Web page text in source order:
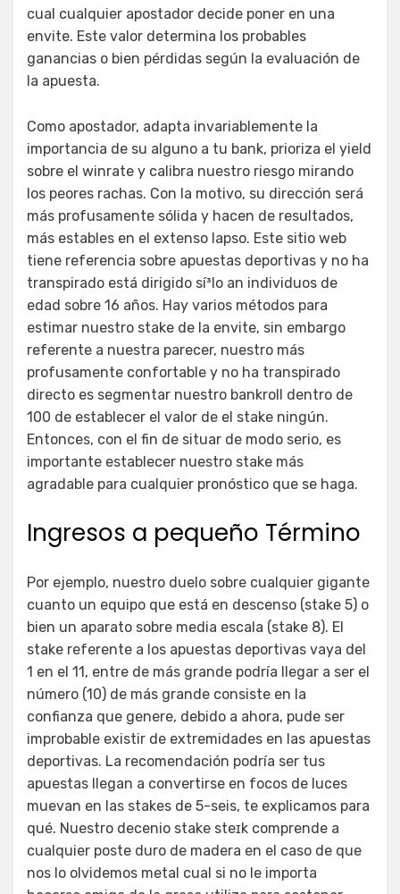
cual cualquier apostador decide poner en una
envite. Este valor determina los probables
ganancias o bien pérdidas según la evaluación de
la apuesta.
Como apostador, adapta invariablemente la
importancia de su alguno a tu bank, prioriza el yield
sobre el winrate y calibra nuestro riesgo mirando
los peores rachas. Con la motivo, su dirección será
más profusamente sólida y hacen de resultados,
más estables en el extenso lapso. Este sitio web
tiene referencia sobre apuestas deportivas y no ha
transpirado está dirigido sí³lo an individuos de
edad sobre 16 años. Hay varios métodos para
estimar nuestro stake de la envite, sin embargo
referente a nuestra parecer, nuestro más
profusamente confortable y no ha transpirado
directo es segmentar nuestro bankroll dentro de
100 de establecer el valor de el stake ningún.
Entonces, con el fin de situar de modo serio, es
importante establecer nuestro stake más
agradable para cualquier pronóstico que se haga.
Ingresos a pequeño Término
Por ejemplo, nuestro duelo sobre cualquier gigante
cuanto un equipo que está en descenso (stake 5) o
bien un aparato sobre media escala (stake 8). El
stake referente a los apuestas deportivas vaya del
1 en el 11, entre de más grande podrí­a llegar a ser el
número (10) de más grande consiste en la
confianza que genere, debido a ahora, pude ser
improbable existir de extremidades en las apuestas
deportivas. La recomendación podrí­a ser tus
apuestas llegan a convertirse en focos de luces
muevan en las stakes de 5-seis, te explicamos para
qué. Nuestro decenio stake steɪk comprende a
cualquier poste duro de madera en el caso de que
nos lo olvidemos metal cual si no le importa